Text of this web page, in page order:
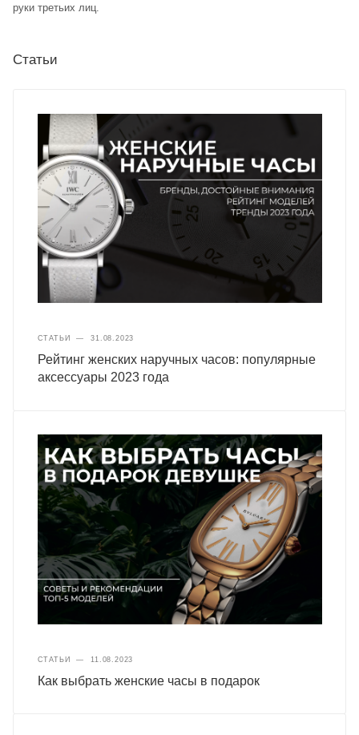
руки третьих лиц.
Статьи
СТАТЬИ — 31.08.2023
Рейтинг женских наручных часов: популярные
аксессуары 2023 года
СТАТЬИ — 11.08.2023
Как выбрать женские часы в подарок